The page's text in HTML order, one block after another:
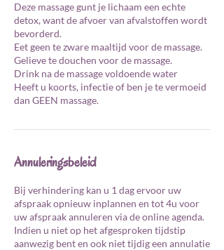
Deze massage gunt je lichaam een echte
detox, want de afvoer van afvalstoffen wordt
bevorderd.
Eet geen te zware maaltijd voor de massage.
Gelieve te douchen voor de massage.
Drink na de massage voldoende water
Heeft u koorts, infectie of ben je te vermoeid
dan GEEN massage.
Annuleringsbeleid
Bij verhindering kan u 1 dag ervoor uw
afspraak opnieuw inplannen en tot 4u voor
uw afspraak annuleren via de online agenda.
Indien u niet op het afgesproken tijdstip
aanwezig bent en ook niet tijdig een annulatie